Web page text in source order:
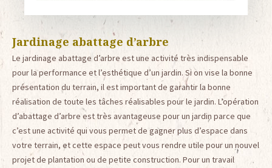
Jardinage abattage d’arbre
Le jardinage abattage d’arbre est une activité très indispensable
pour la performance et l’esthétique d’un jardin. Si on vise la bonne
présentation du terrain, il est important de garantir la bonne
réalisation de toute les tâches réalisables pour le jardin. L’opération
d’abattage d’arbre est très avantageuse pour un jardin parce que
c’est une activité qui vous permet de gagner plus d’espace dans
votre terrain, et cette espace peut vous rendre utile pour un nouvel
projet de plantation ou de petite construction. Pour un travail